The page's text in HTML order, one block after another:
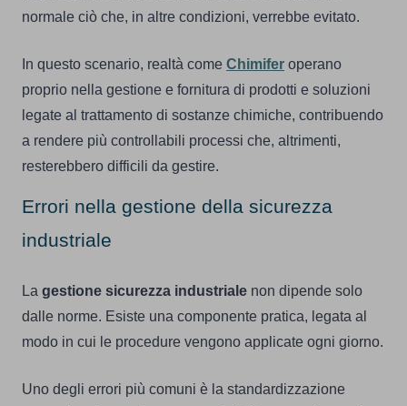
normale ciò che, in altre condizioni, verrebbe evitato.
In questo scenario, realtà come Chimifer operano
proprio nella gestione e fornitura di prodotti e soluzioni
legate al trattamento di sostanze chimiche, contribuendo
a rendere più controllabili processi che, altrimenti,
resterebbero difficili da gestire.
Errori nella gestione della sicurezza
industriale
La gestione sicurezza industriale non dipende solo
dalle norme. Esiste una componente pratica, legata al
modo in cui le procedure vengono applicate ogni giorno.
Uno degli errori più comuni è la standardizzazione